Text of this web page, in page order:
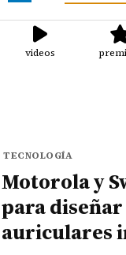
videos
TECNOLOGÍA
Motorola y
para
auriculares